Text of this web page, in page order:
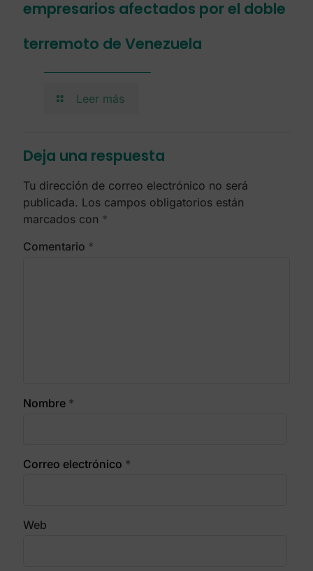
empresarios afectados por el doble
terremoto de Venezuela
Leer más
Deja una respuesta
Tu dirección de correo electrónico no será
publicada. Los campos obligatorios están
marcados con *
Comentario *
Nombre *
Correo electrónico *
Web